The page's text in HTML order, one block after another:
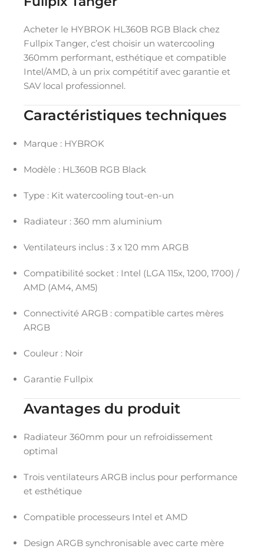
Acheter le HYBROK HL360B RGB Black chez
Fullpix Tanger, c’est choisir un watercooling
360mm performant, esthétique et compatible
Intel/AMD, à un prix compétitif avec garantie et
SAV local professionnel.
Caractéristiques techniques
Marque : HYBROK
Modèle : HL360B RGB Black
Type : Kit watercooling tout-en-un
Radiateur : 360 mm aluminium
Ventilateurs inclus : 3 x 120 mm ARGB
Compatibilité socket : Intel (LGA 115x, 1200, 1700) /
AMD (AM4, AM5)
Connectivité ARGB : compatible cartes mères
ARGB
Couleur : Noir
Garantie Fullpix
Avantages du produit
Radiateur 360mm pour un refroidissement
optimal
Trois ventilateurs ARGB inclus pour performance
et esthétique
Compatible processeurs Intel et AMD
Design ARGB synchronisable avec carte mère